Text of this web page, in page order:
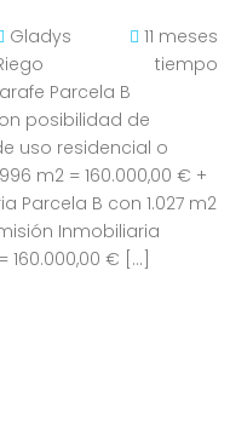
Gladys
11 meses
tiempo
Parcela B
posibilidad de
uso residencial o
m2 = 160.000,00 € +
Parcela B con 1.027 m2
Inmobiliaria
160.000,00 € […]